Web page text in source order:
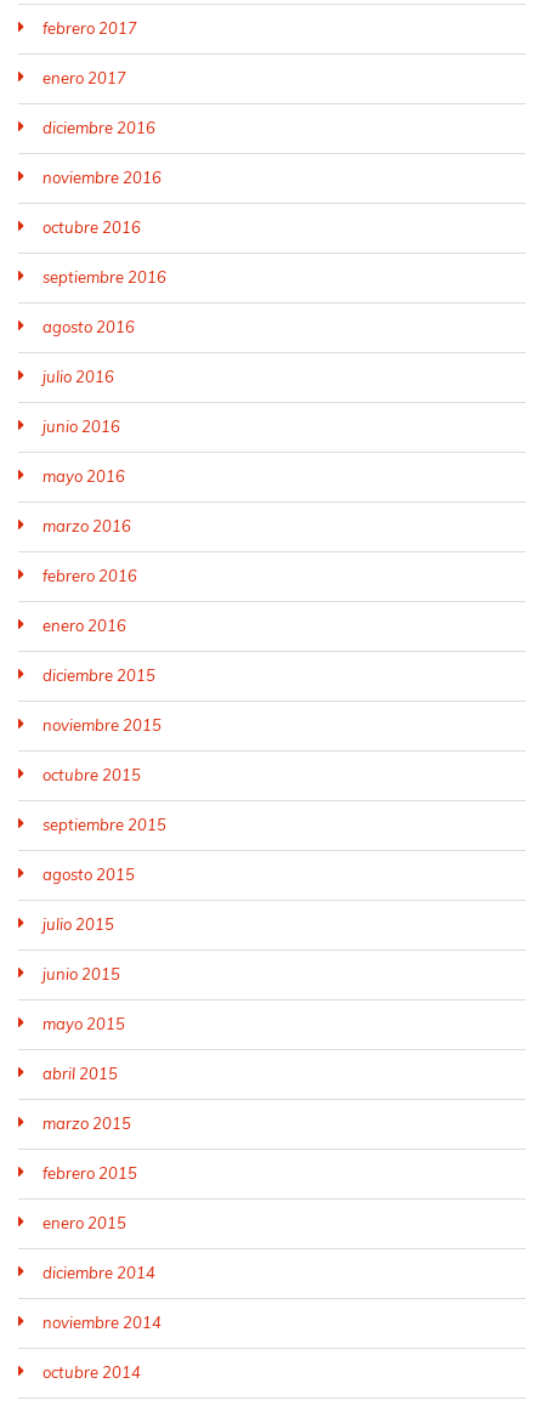
febrero 2017
enero 2017
diciembre 2016
noviembre 2016
octubre 2016
septiembre 2016
agosto 2016
julio 2016
junio 2016
mayo 2016
marzo 2016
febrero 2016
enero 2016
diciembre 2015
noviembre 2015
octubre 2015
septiembre 2015
agosto 2015
julio 2015
junio 2015
mayo 2015
abril 2015
marzo 2015
febrero 2015
enero 2015
diciembre 2014
noviembre 2014
octubre 2014